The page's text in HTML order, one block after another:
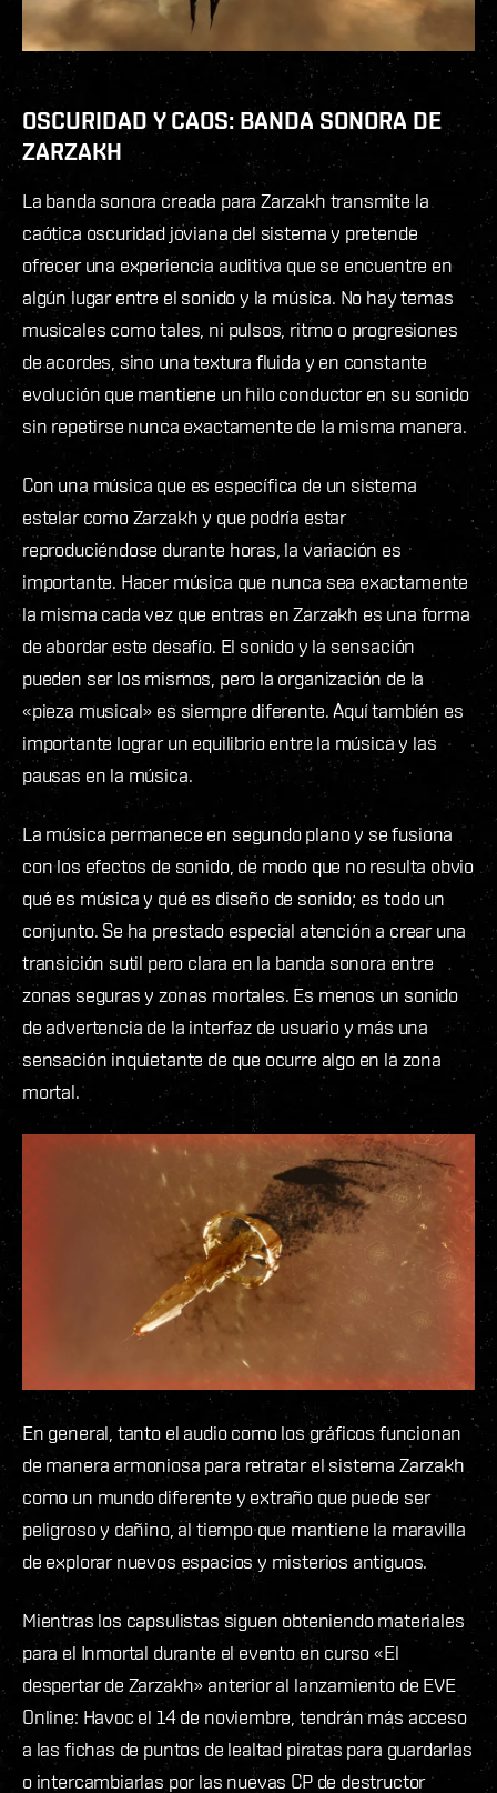
OSCURIDAD Y CAOS: BANDA SONORA DE
ZARZAKH
La banda sonora creada para Zarzakh transmite la
caótica oscuridad joviana del sistema y pretende
ofrecer una experiencia auditiva que se encuentre en
algún lugar entre el sonido y la música. No hay temas
musicales como tales, ni pulsos, ritmo o progresiones
de acordes, sino una textura fluida y en constante
evolución que mantiene un hilo conductor en su sonido
sin repetirse nunca exactamente de la misma manera.
Con una música que es específica de un sistema
estelar como Zarzakh y que podría estar
reproduciéndose durante horas, la variación es
importante. Hacer música que nunca sea exactamente
la misma cada vez que entras en Zarzakh es una forma
de abordar este desafío. El sonido y la sensación
pueden ser los mismos, pero la organización de la
«pieza musical» es siempre diferente. Aquí también es
importante lograr un equilibrio entre la música y las
pausas en la música.
La música permanece en segundo plano y se fusiona
con los efectos de sonido, de modo que no resulta obvio
qué es música y qué es diseño de sonido; es todo un
conjunto. Se ha prestado especial atención a crear una
transición sutil pero clara en la banda sonora entre
zonas seguras y zonas mortales. Es menos un sonido
de advertencia de la interfaz de usuario y más una
sensación inquietante de que ocurre algo en la zona
mortal.
En general, tanto el audio como los gráficos funcionan
de manera armoniosa para retratar el sistema Zarzakh
como un mundo diferente y extraño que puede ser
peligroso y dañino, al tiempo que mantiene la maravilla
de explorar nuevos espacios y misterios antiguos.
Mientras los capsulistas siguen obteniendo materiales
para el Inmortal durante el evento en curso «El
despertar de Zarzakh» anterior al lanzamiento de EVE
Online: Havoc el 14 de noviembre, tendrán más acceso
a las fichas de puntos de lealtad piratas para guardarlas
o intercambiarlas por las nuevas CP de destructor